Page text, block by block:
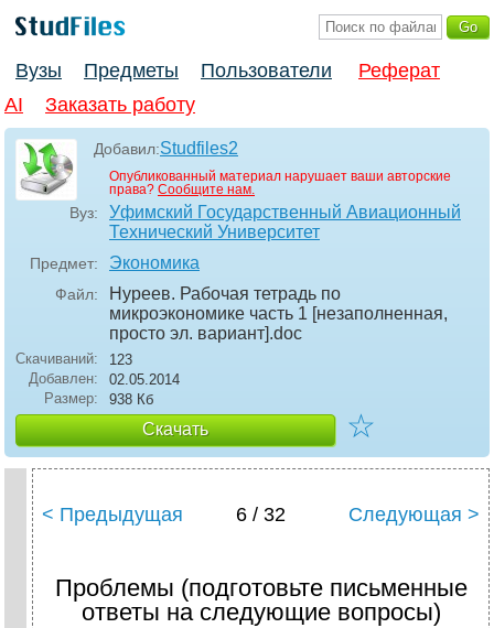
Вузы Предметы Пользователи
Реферат
AI
Заказать работу
Добавил:Studfiles2
Опубликованный материал нарушает ваши авторские
права? Сообщите нам.
Вуз:
Уфимский Государственный Авиационный
Технический Университет
Предмет: Экономика
Файл:
Нуреев. Рабочая тетрадь по
микроэкономике часть 1 [незаполненная,
просто эл. вариант].doc
Скачиваний:
123
Добавлен:
02.05.2014
Размер:
938 Кб
Скачать ☆
< Предыдущая 6 / 32 Следующая >
Проблемы (подготовьте письменные
ответы на следующие вопросы)